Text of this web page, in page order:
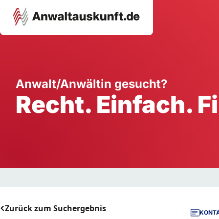
Ausbildung
Handwerk
Dienstleistung
Anwalt/Anwältin gesucht?
Recht. Einfach.
Zurück zum Suchergebnis